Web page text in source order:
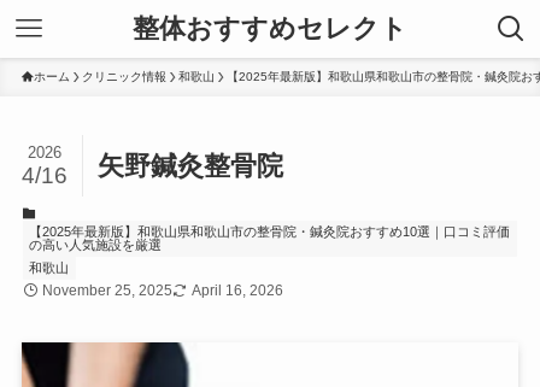
整体おすすめセレクト
ホーム クリニック情報 和歌山 【2025年最新版】和歌山県和歌山市の整骨院・鍼灸院
矢野鍼灸整骨院
2026
4/16
【2025年最新版】和歌山県和歌山市の整骨院・鍼灸院おすすめ10選｜口コミ評価
の高い人気施設を厳選
和歌山
November 25, 2025 April 16, 2026